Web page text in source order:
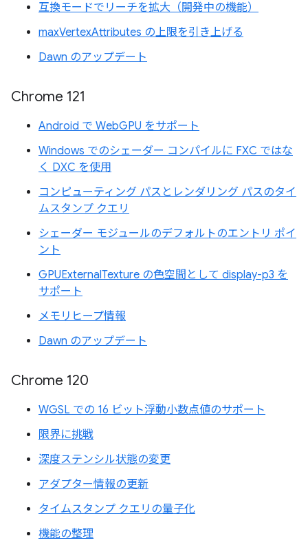
互換モードでリーチを拡大（開発中の機能）
maxVertexAttributes の上限を引き上げる
Dawn のアップデート
Chrome 121
Android で WebGPU をサポート
Windows でのシェーダー コンパイルに FXC ではな
く DXC を使用
コンピューティング パスとレンダリング パスのタイ
ムスタンプ クエリ
シェーダー モジュールのデフォルトのエントリ ポイ
ント
GPUExternalTexture の色空間として display-p3 を
サポート
メモリヒープ情報
Dawn のアップデート
Chrome 120
WGSL での 16 ビット浮動小数点値のサポート
限界に挑戦
深度ステンシル状態の変更
アダプター情報の更新
タイムスタンプ クエリの量子化
機能の整理